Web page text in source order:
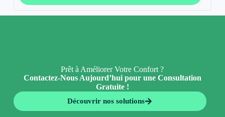
Prêt à Améliorer Votre Confort ?
Contactez-Nous Aujourd’hui pour une Consultation
Gratuite !
Découvrir nos solutions